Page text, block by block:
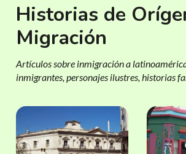
Historias de
Migración
Artículos sobre inmigración a
inmigrantes, personajes ilustres, historias